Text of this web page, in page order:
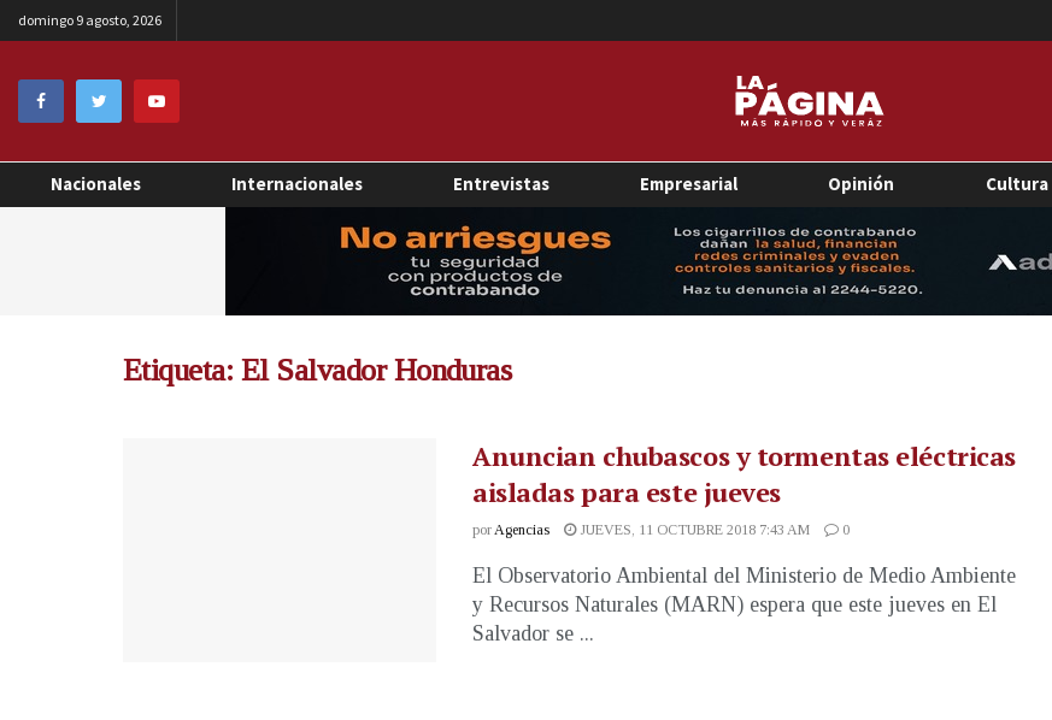
domingo 9 agosto, 2026
Nacionales Internacionales Entrevistas Empresarial Opinión Cultura
Etiqueta: El Salvador Honduras
Anuncian chubascos y tormentas eléctricas
aisladas para este jueves
porAgencias JUEVES, 11 OCTUBRE 2018 7:43 AM 0
El Observatorio Ambiental del Ministerio de Medio Ambiente
y Recursos Naturales (MARN) espera que este jueves en El
Salvador se ...